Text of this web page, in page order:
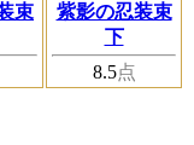
束
紫影の忍装束
下
8.5点